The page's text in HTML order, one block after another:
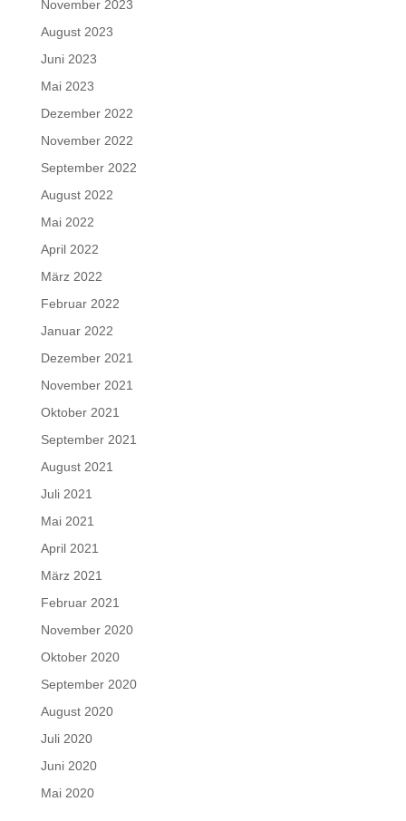
November 2023
August 2023
Juni 2023
Mai 2023
Dezember 2022
November 2022
September 2022
August 2022
Mai 2022
April 2022
März 2022
Februar 2022
Januar 2022
Dezember 2021
November 2021
Oktober 2021
September 2021
August 2021
Juli 2021
Mai 2021
April 2021
März 2021
Februar 2021
November 2020
Oktober 2020
September 2020
August 2020
Juli 2020
Juni 2020
Mai 2020